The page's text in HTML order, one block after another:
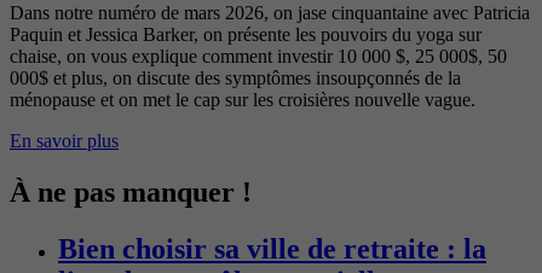
Dans notre numéro de mars 2026, on jase cinquantaine avec Patricia
Paquin et Jessica Barker, on présente les pouvoirs du yoga sur
chaise, on vous explique comment investir 10 000 $, 25 000$, 50
000$ et plus, on discute des symptômes insoupçonnés de la
ménopause et on met le cap sur les croisières nouvelle vague.
En savoir plus
À ne pas manquer !
Bien choisir sa ville de retraite : la